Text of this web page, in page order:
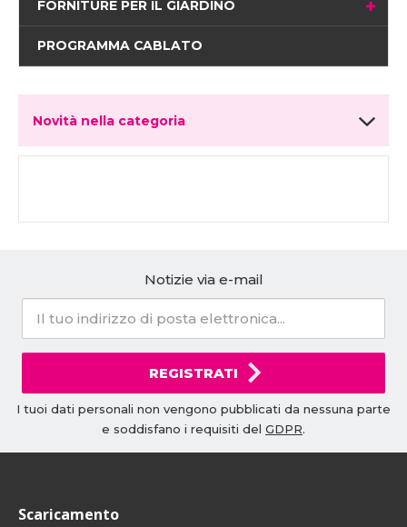
FORNITURE PER IL GIARDINO
PROGRAMMA CABLATO
Novità nella categoria
Notizie via e-mail
REGISTRATI
I tuoi dati personali non vengono pubblicati da nessuna parte
e soddisfano i requisiti del GDPR.
Scaricamento